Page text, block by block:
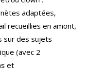
adaptées,
recueillies en amont,
sur des sujets
(avec 2
et